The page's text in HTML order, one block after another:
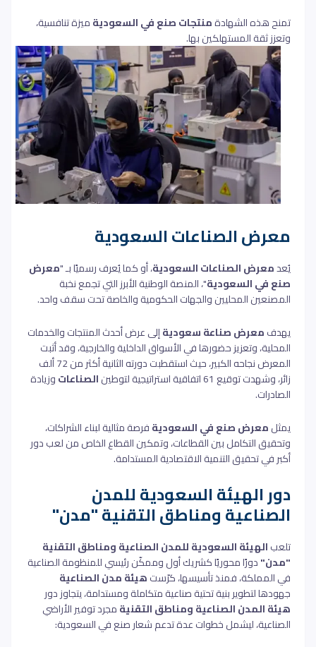
تمنح هذه الشهادةمنتجات صنع في السعوديةميزة تنافسية،
وتعزز ثقة المستهلكين بها.
معرض الصناعات السعودية
يُعدمعرض الصناعات السعودية، أو كما يُعرف رسميًا بـ "معرض
صنع في السعودية"، المنصة الوطنية الأبرز التي تجمع نخبة
المصنعين المحليين والجهات الحكومية والخاصة تحت سقف واحد.
يهدفمعرض صناعة سعوديةإلى عرض أحدث المنتجات والخدمات
المحلية، وتعزيز حضورها في الأسواق الداخلية والخارجية، وقد أثبت
المعرض نجاحه الكبير، حيث استقطبت دورته الثانية أكثر من 72 ألف
زائر، وشهدت توقيع 61 اتفاقية استراتيجية لتوطين
الصناعاتوزيادة
الصادرات.
يمثلمعرض صنع في السعوديةفرصة مثالية لبناء الشراكات،
وتحقيق التكامل بين القطاعات، وتمكين القطاع الخاص من لعب دور
أكبر في تحقيق التنمية الاقتصادية المستدامة.
دور الهيئة السعودية للمدن
الصناعية ومناطق التقنية "مدن"
تلعبالهيئة السعودية للمدن الصناعية ومناطق التقنية
"مدن"دورًا محوريًا كشريك أول وممكّن رئيسي للمنظومة الصناعية
في المملكة، فمنذ تأسيسها، كرّستهيئة مدن الصناعية
جهودها لتطوير بنية تحتية صناعية متكاملة ومستدامة، يتجاوز دور
هيئة المدن الصناعية ومناطق التقنيةمجرد توفير الأراضي
الصناعية، ليشمل خطوات عدة تدعم شعار صنع في السعودية: